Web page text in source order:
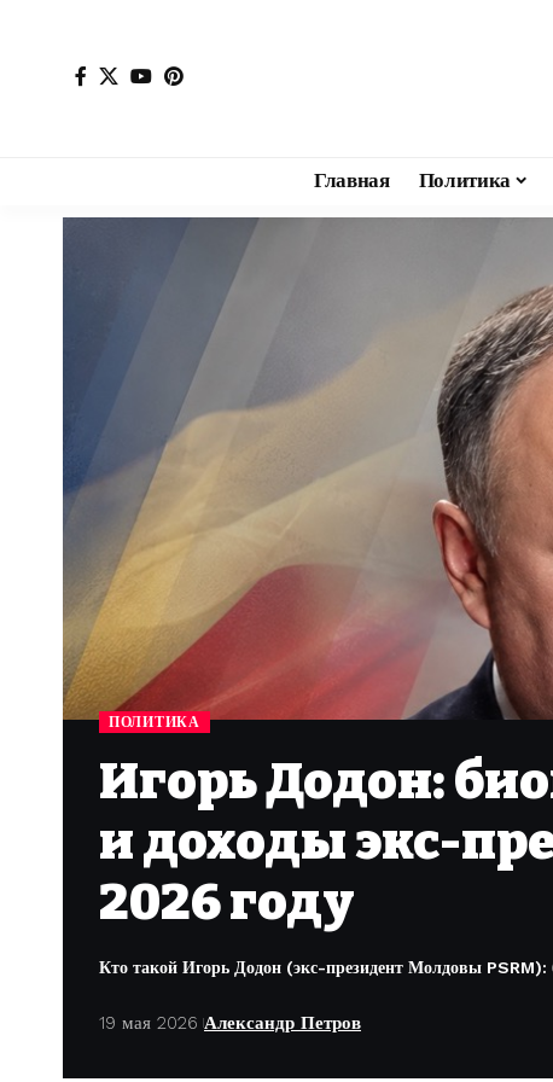
Главная Политика
ПОЛИТИКА
Игорь Додон:
и доходы экс-
2026 году
Кто такой Игорь Додон (экс-президент Молдовы
19 мая 2026 Александр Петров